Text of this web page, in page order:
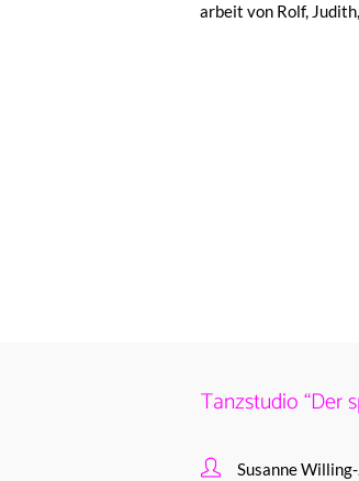
ar­beit von Rolf,
Tanzstudio “Der
Susanne